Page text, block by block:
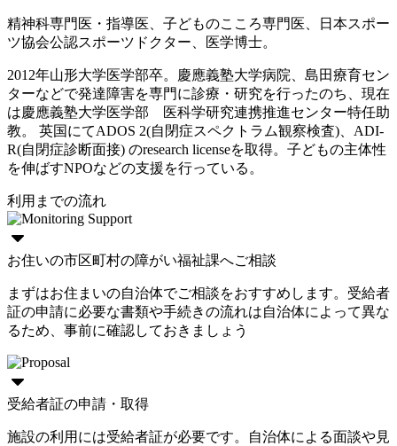
精神科専門医・指導医、子どものこころ専門医、日本スポー
ツ協会公認スポーツドクター、医学博士。
2012年山形大学医学部卒。慶應義塾大学病院、島田療育セン
ターなどで発達障害を専門に診療・研究を行ったのち、現在
は慶應義塾大学医学部 医科学研究連携推進センター特任助
教。 英国にてADOS 2(自閉症スペクトラム観察検査)、ADI-
R(自閉症診断面接) のresearch licenseを取得。子どもの主体性
を伸ばすNPOなどの支援を行っている。
利用までの流れ
お住いの市区町村の障がい福祉課へご相談
まずはお住まいの自治体でご相談をおすすめします。受給者
証の申請に必要な書類や手続きの流れは自治体によって異な
るため、事前に確認しておきましょう
受給者証の申請・取得
施設の利用には受給者証が必要です。自治体による面談や見